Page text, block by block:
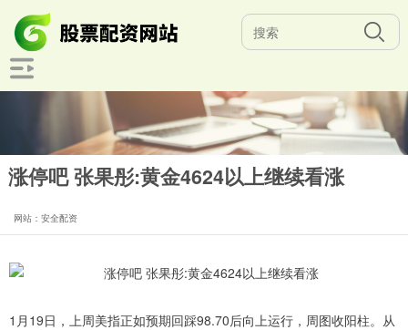
涨停吧 张果彤:黄金4624以上继续看涨
网站：安全配资
1月19日，上周美指正如预期回踩98.70后向上运行，周图收阳柱。从